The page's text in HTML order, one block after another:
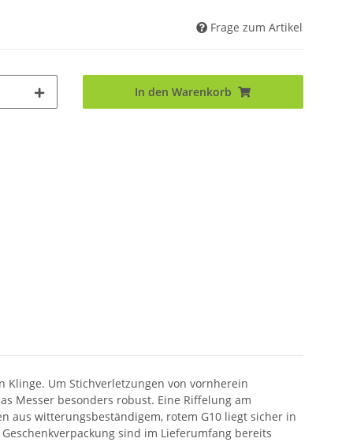
Frage zum Artikel
In den Warenkorb
Um Stichverletzungen von vornherein
Messer besonders robust. Eine Riffelung am
aus witterungsbeständigem, rotem G10 liegt sicher in
sind im Lieferumfang bereits